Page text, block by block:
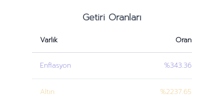
Getiri Oranları
Varlık Oran
Enflasyon %343.36
Altın %2237.65